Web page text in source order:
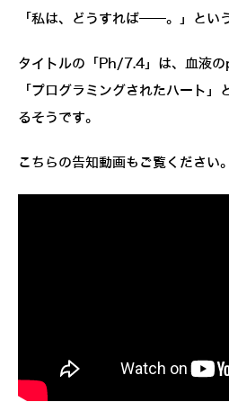
「私は、どうすれば――。」とい
タイトルの「Ph/7.4」は、血液
「プログラミングされたハート」
るそうです。
こちらの告知動画もご覧ください。